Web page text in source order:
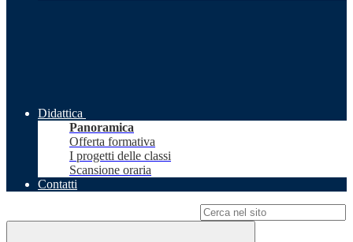
Didattica
Panoramica
Offerta formativa
I progetti delle classi
Scansione oraria
Contatti